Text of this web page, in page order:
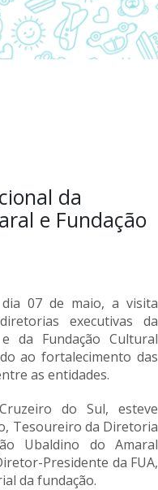
da
e Fundação
07 de maio, a visita
executivas da
e da Fundação Cultural
ao fortalecimento das
as entidades.
do Sul, esteve
, Tesoureiro da Diretoria
Ubaldino do Amaral
Presidente da FUA,
da fundação.